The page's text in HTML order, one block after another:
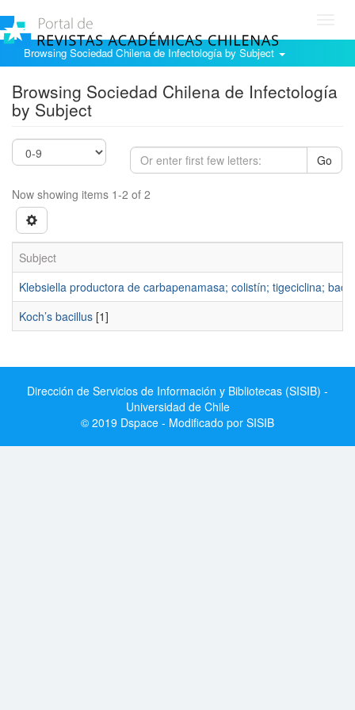
Browsing Sociedad Chilena de Infectología by Subject
Browsing Sociedad Chilena de Infectología
by Subject
Go
Now showing items 1-2 of 2
Subject
Klebsiella productora de carbapenamasa; colistín; tigeciclina;
Koch’s bacillus [1]
Dirección de Servicios de Información y Bibliotecas (SISIB) -
Universidad de Chile
© 2019 Dspace - Modificado por SISIB